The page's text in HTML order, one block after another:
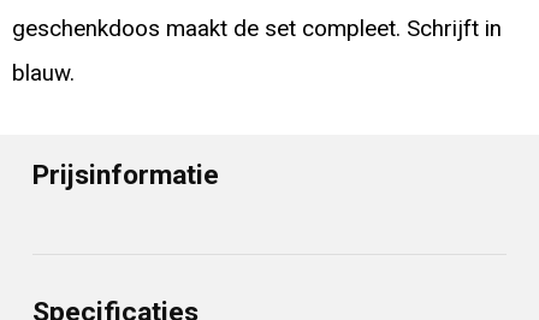
geschenkdoos maakt de set compleet. Schrijft in
blauw.
Prijsinformatie
Specificaties